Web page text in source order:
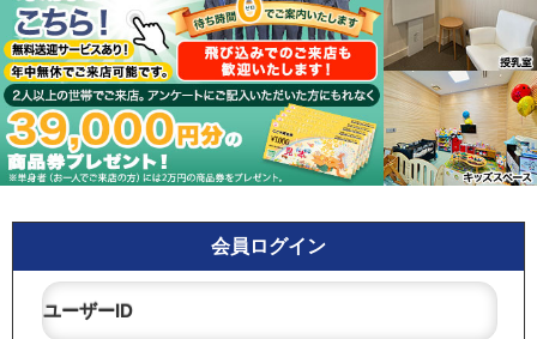
会員ログイン
ユーザーID